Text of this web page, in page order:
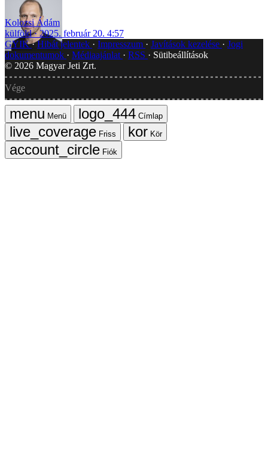
Kolozsi Ádám
külföld
2025. február 20. 4:57
GYIK Hibát jelentek Impresszum Javítások kezelése
Jogi
dokumentumok
Médiaajánlat RSS
Sütibeállítások
© 2026 Magyar Jeti Zrt.
Vége
Menü
Címlap
Friss
Kör
Fiók